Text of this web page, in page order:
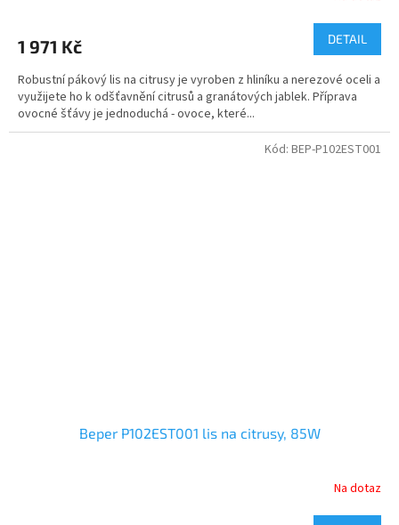
1 971 Kč DETAIL
Robustní pákový lis na citrusy je vyroben z hliníku a nerezové oceli a
využijete ho k odšťavnění citrusů a granátových jablek. Příprava
ovocné šťávy je jednoduchá - ovoce, které...
Beper P102EST001 lis na citrusy, 85W
Na dotaz
Kód: BEP-P102EST001